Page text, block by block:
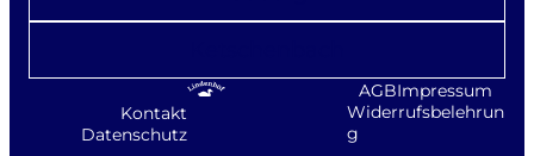
Kontakt
Datenschutz
AGBImpressum
Widerrufsbelehrun
g